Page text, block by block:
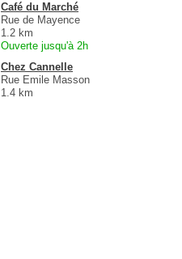
Café du Marché
Rue de Mayence
1.2 km
Ouverte jusqu'à 2h
Chez Cannelle
Rue Emile Masson
1.4 km